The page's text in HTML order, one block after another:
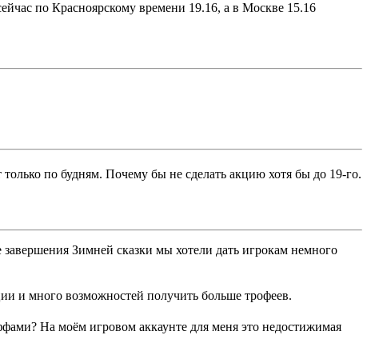
по Красноярскому времени 19.16, а в Москве 15.16
по будням. Почему бы не сделать акцию хотя бы до 19-го.
Зимней сказки мы хотели дать игрокам немного
и много возможностей получить больше трофеев.
На моём игровом аккаунте для меня это недостижимая